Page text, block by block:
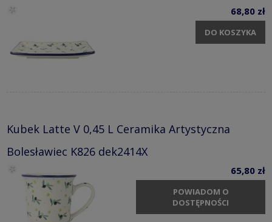
68,80 zł
DO KOSZYKA
Kubek Latte V 0,45 L Ceramika Artystyczna
Bolesławiec K826 dek2414X
65,80 zł
POWIADOM O
DOSTĘPNOŚCI